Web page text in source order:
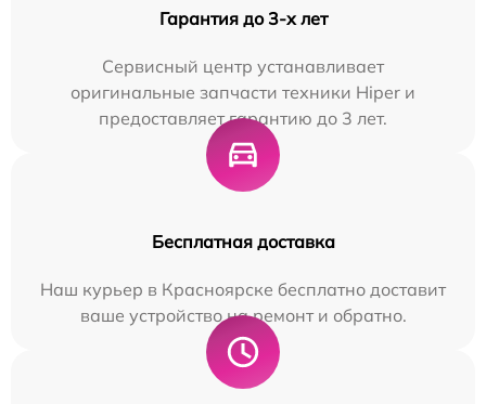
Гарантия до 3-х лет
Сервисный центр устанавливает
оригинальные запчасти техники Hiper и
предоставляет гарантию до 3 лет.
Бесплатная доставка
Наш курьер в Красноярске бесплатно доставит
ваше устройство на ремонт и обратно.